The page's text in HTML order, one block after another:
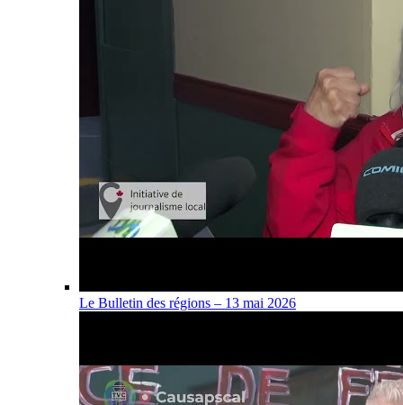
Le Bulletin des régions – 13 mai 2026